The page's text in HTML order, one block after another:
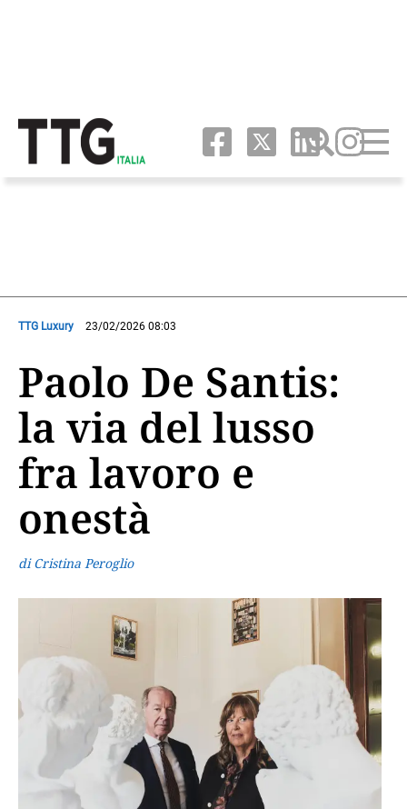
TTG Luxury 23/02/2026 08:03
Paolo De Santis:
la via del lusso
fra lavoro e
onestà
di Cristina Peroglio